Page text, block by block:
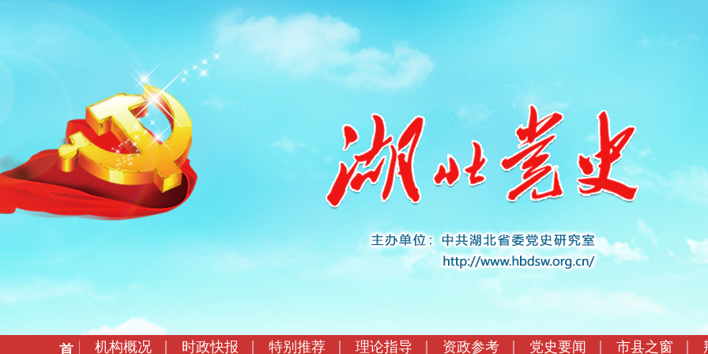
首 机构概况 时政快报 特别推荐 理论指导 资政参考 党史要闻 市县之窗